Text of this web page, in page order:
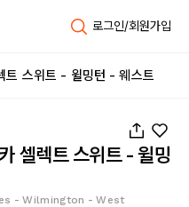
로그인/회원가입
트 스위트 - 윌밍턴 - 웨스트
셀렉트 스위트 - 윌밍
- Wilmington - West